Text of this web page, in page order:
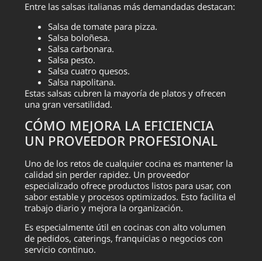
Entre las salsas italianas más demandadas destacan:
Salsa de tomate para pizza.
Salsa boloñesa.
Salsa carbonara.
Salsa pesto.
Salsa cuatro quesos.
Salsa napolitana.
Estas salsas cubren la mayoría de platos y ofrecen
una gran versatilidad.
CÓMO MEJORA LA EFICIENCIA
UN PROVEEDOR PROFESIONAL
Uno de los retos de cualquier cocina es mantener la
calidad sin perder rapidez. Un proveedor
especializado ofrece productos listos para usar, con
sabor estable y procesos optimizados. Esto facilita el
trabajo diario y mejora la organización.
Es especialmente útil en cocinas con alto volumen
de pedidos, caterings, franquicias o negocios con
servicio continuo.